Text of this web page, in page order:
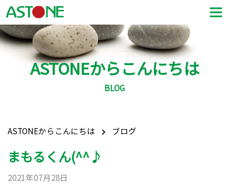
ASTONEからこんにちは
BLOG
ASTONEからこんにちは ブログ
まもるくん(^^♪
2021年07月28日